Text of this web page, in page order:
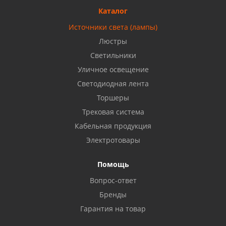
Бузулук, ул. Октябрьская, 24
Балаково, ул. Комарова, 55
Октябрьский, ул. Свердлова, 28
Азнакаево, ул. Булгар, 2. ТЦ "Акчарлак"
Стерлитамак, ул. Вокзальная, 13
Каталог
Источники света (лампы)
Люстры
Светильники
Уличное освещение
Светодиодная лента
Торшеры
Трековая система
Кабельная продукция
Электротовары
Помощь
Вопрос-ответ
Бренды
Гарантия на товар